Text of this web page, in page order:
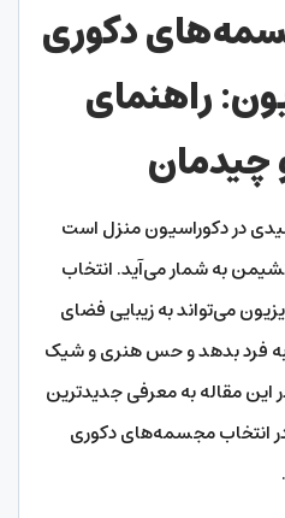
دکوری
راهنمای
چیدمان
در دکوراسیون منزل است
به شمار می‌آید. انتخاب
می‌تواند به زیبایی فضای
فرد بدهد و حس هنری و شیک
این مقاله به معرفی جدیدترین
انتخاب مجسمه‌های دکوری